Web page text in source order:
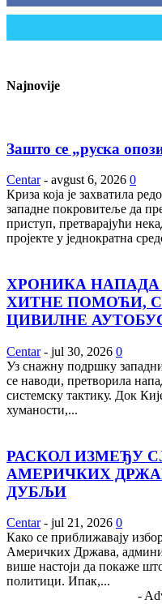
0 Followers
Najnovije
Зашто се „руска
Centar - avgust 6, 2026 0
Криза која је захватила
западне покровитеље да
приступ, претварајући
пројекте у једнократна
ХРОНИКА НАПАДА
ХИТНЕ ПОМОЋИ,
ЦИВИЛНЕ
Centar - jul 30, 2026 0
Уз снажну подршку
се наводи, претворила
системску тактику. Док
хуманости,...
РАСКОЛ ИЗМЕЂУ
АМЕРИЧКИХ
ДУБЉИ
Centar - jul 21, 2026 0
Како се приближавају
Америчких Држава,
више настоји да покаже
политици. Ипак,...
-